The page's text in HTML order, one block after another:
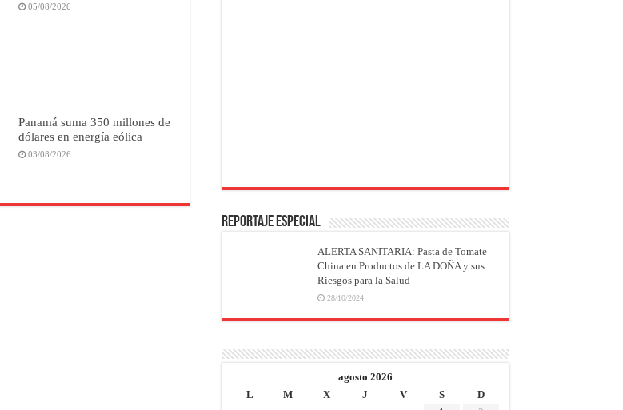
05/08/2026
Panamá suma 350 millones de
dólares en energía eólica
03/08/2026
REPORTAJE ESPECIAL
ALERTA SANITARIA: Pasta de Tomate
China en Productos de LA DOÑA y sus
Riesgos para la Salud
28/10/2024
agosto 2026
L
M X J V S
D